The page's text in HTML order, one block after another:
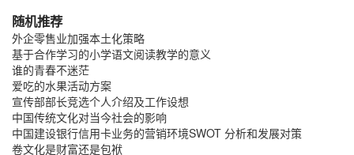
随机推荐
外企零售业加强本土化策略
基于合作学习的小学语文阅读教学的意义
谁的青春不迷茫
爱吃的水果活动方案
宣传部部长竞选个人介绍及工作设想
中国传统文化对当今社会的影响
中国建设银行信用卡业务的营销环境SWOT 分析和发展对策
卷文化是财富还是包袱